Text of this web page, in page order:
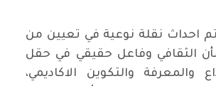
احداث نقلة نوعية في تعيين من
الثقافي وفاعل حقيقي في حقل
والمعرفة والتكوين الاكاديمي،